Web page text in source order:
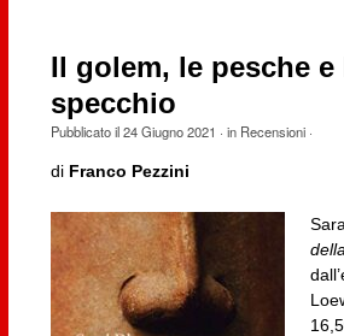
Il golem, le pesche e
specchio
Pubblicato il24 Giugno 2021 · in Recensioni·
di Franco Pezzini